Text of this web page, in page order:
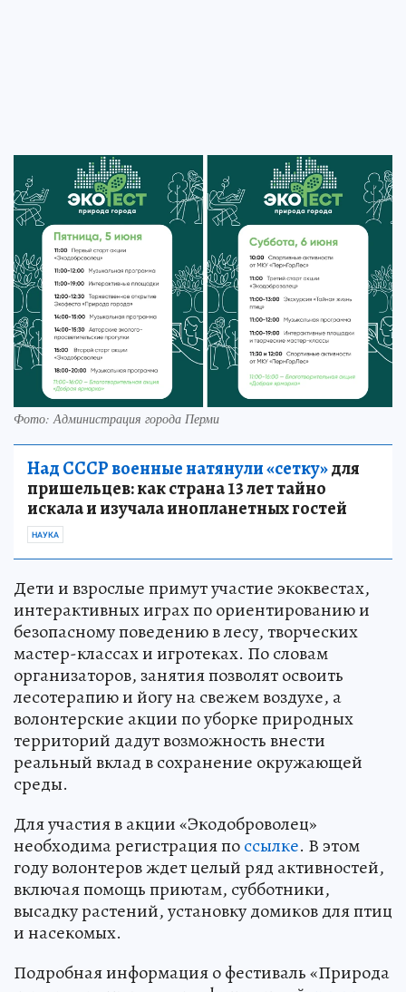
Фото: Администрация города Перми
Над СССР военные натянули «сетку»для
пришельцев: как страна 13 лет тайно
искала и изучала инопланетных гостей
НАУКА
Дети и взрослые примут участие экоквестах,
интерактивных играх по ориентированию и
безопасному поведению в лесу, творческих
мастер-классах и игротеках. По словам
организаторов, занятия позволят освоить
лесотерапию и йогу на свежем воздухе, а
волонтерские акции по уборке природных
территорий дадут возможность внести
реальный вклад в сохранение окружающей
среды.
Для участия в акции «Экодоброволец»
необходима регистрация поссылке. В этом
году волонтеров ждет целый ряд активностей,
включая помощь приютам, субботники,
высадку растений, установку домиков для птиц
и насекомых.
Подробная информация о фестиваль «Природа